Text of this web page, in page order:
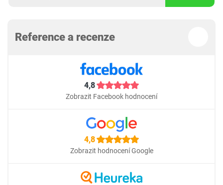
Reference a recenze
4,8
Zobrazit Facebook hodnocení
4,8
Zobrazit hodnocení Google